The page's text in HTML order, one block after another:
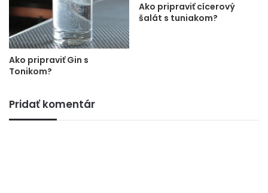
Ako pripraviť Gin s
Tonikom?
Ako pripraviť cícerový
šalát s tuniakom?
Pridať komentár